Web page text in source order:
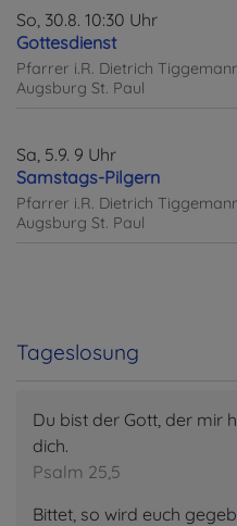
So, 30.8. 10:30 Uhr
Gottesdienst
Pfarrer i.R. Dietrich
Augsburg St. Paul
Sa, 5.9. 9 Uhr
Samstags-Pilgern
Pfarrer i.R. Dietrich
Augsburg St. Paul
Tageslosung
Du bist der Gott, der mir
dich.
Psalm 25,5
Bittet, so wird euch